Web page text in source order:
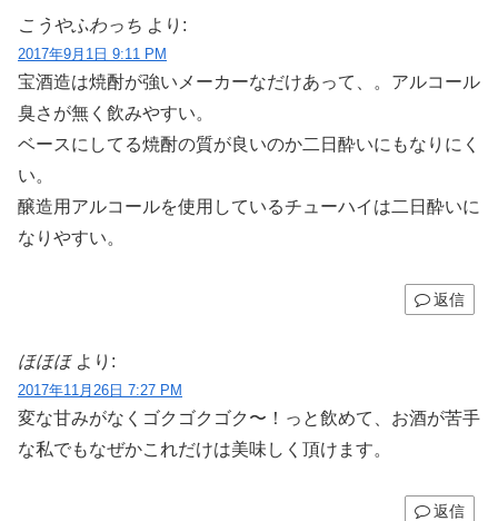
こうやふわっち より:
2017年9月1日 9:11 PM
宝酒造は焼酎が強いメーカーなだけあって、。アルコール
臭さが無く飲みやすい。
ベースにしてる焼酎の質が良いのか二日酔いにもなりにく
い。
醸造用アルコールを使用しているチューハイは二日酔いに
なりやすい。
返信
ほほほ より:
2017年11月26日 7:27 PM
変な甘みがなくゴクゴクゴク〜！っと飲めて、お酒が苦手
な私でもなぜかこれだけは美味しく頂けます。
返信